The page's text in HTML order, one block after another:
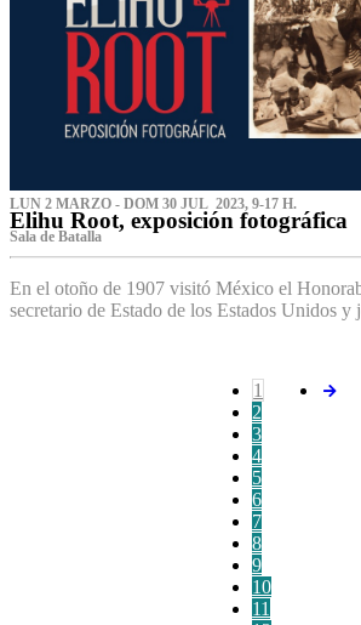
LUN 2 MARZO - DOM 30 JUL 2023, 9-17 H.
Elihu Root, exposición fotográfica
Sala de Batalla
En el otoño de 1907 visitó México el
secretario de Estado de los Estados Unidos
1
2
3
4
5
6
7
8
9
10
11